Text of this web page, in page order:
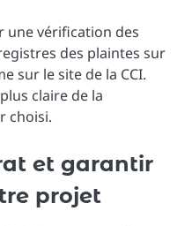
une vérification des
des plaintes sur
sur le site de la CCI.
claire de la
choisi.
et garantir
projet